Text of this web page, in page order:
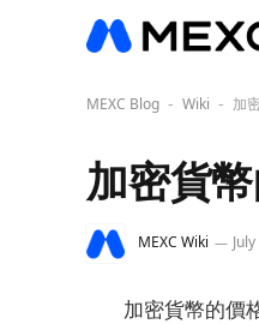
MEXC Blog - Wiki - 加
加密貨
MEXC Wiki
加密貨幣的價